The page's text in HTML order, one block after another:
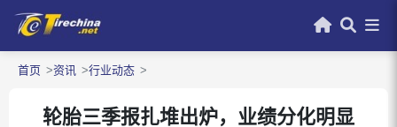
首页 资讯 行业动态
轮胎三季报扎堆出炉，业绩分化明显